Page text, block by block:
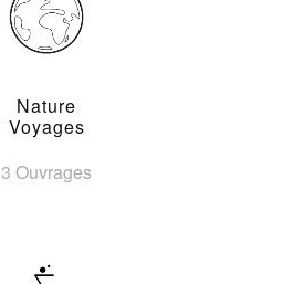
Nature
Voyages
3 Ouvrages